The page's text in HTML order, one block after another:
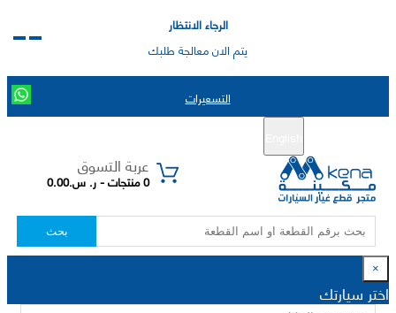
الرجاء الانتظار
يتم الان معالجة طلبك
التسعيرات
عربة التسوق
0 منتجات - ر. س.0.00
بحث
×
اختر سيارتك